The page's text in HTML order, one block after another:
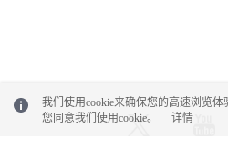
题我们使用cookie来确保您的高速浏览
您同意我们使用cookie。
详情